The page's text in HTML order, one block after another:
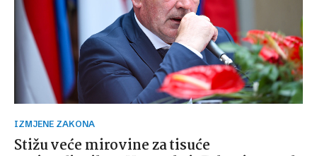
IZMJENE ZAKONA
Stižu veće mirovine za tisuće